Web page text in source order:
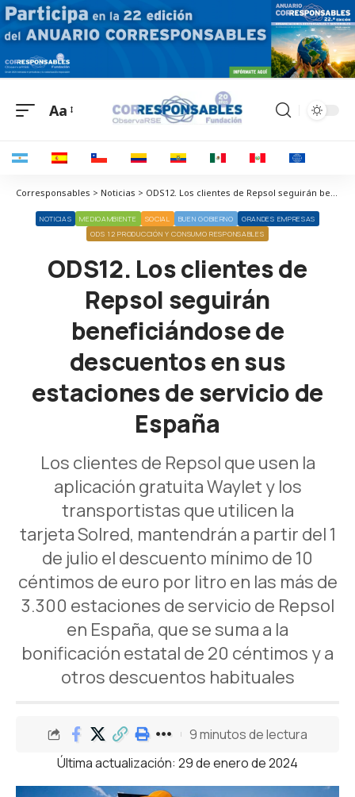
Aa
Corresponsables > Noticias > ODS12. Los clientes de Repsol seguirán beneficiándose de descuentos en sus estaciones de servicio de España
NOTICIAS MEDIOAMBIENTE SOCIAL BUEN GOBIERNO
GRANDES EMPRESAS
ODS 12 PRODUCCIÓN Y CONSUMO RESPONSABLES
ODS12. Los clientes de
Repsol seguirán
beneficiándose de
descuentos en sus
estaciones de servicio de
España
Los clientes de Repsol que usen la
aplicación gratuita Waylet y los
transportistas que utilicen la
tarjeta Solred, mantendrán a partir del 1
de julio el descuento mínimo de 10
céntimos de euro por litro en las más de
3.300 estaciones de servicio de Repsol
en España, que se suma a la
bonificación estatal de 20 céntimos y a
otros descuentos habituales
Última actualización: 29 de enero de 2024
9 minutos de lectura